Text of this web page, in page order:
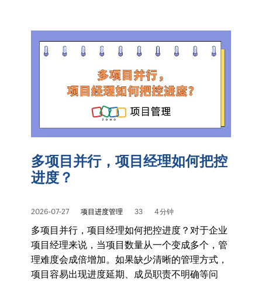
多项目并行，项目经理如何把控
进度？
2026-07-27 项目进度管理 33 4 分钟
多项目并行，项目经理如何把控进度？对于企业
项目经理来说，当项目数量从一个变成多个，管
理难度会成倍增加。如果缺少清晰的管理方式，
项目容易出现进度延期、成员职责不明确等问